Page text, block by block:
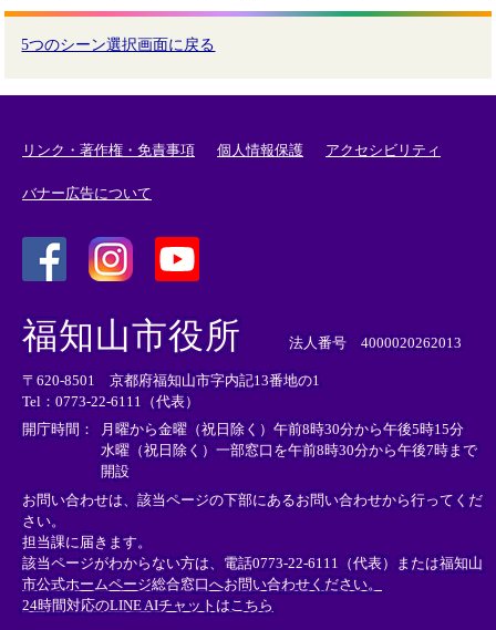
5つのシーン選択画面に戻る
リンク・著作権・免責事項 個人情報保護 アクセシビリティ
バナー広告について
外
部
リ
ン
ク
＞
外
リ
ン
ク
＞
外
部
ン
ク
＞
福知山市役所 法人番号 4000020262013
〒620-8501 京都府福知山市字内記13番地の1
Tel：0773-22-6111（代表）
開庁時間：
月曜から金曜（祝日除く）午前8時30分から午後5時15分
水曜（祝日除く）一部窓口を午前8時30分から午後7時まで
開設
お問い合わせは、該当ページの下部にあるお問い合わせから行ってくだ
さい。
担当課に届きます。
該当ページがわからない方は、電話0773-22-6111（代表）または福知山
市公式ホームページ総合窓口へお問い合わせください。
24時間対応のLINE AIチャットはこちら